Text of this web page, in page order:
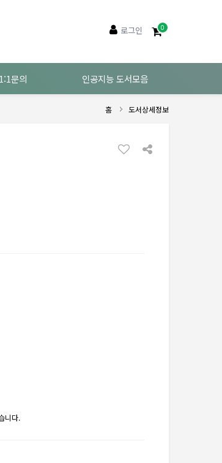
로그인 0
1:1문의 인공지능 도서모음
홈 도서상세정보
니다.